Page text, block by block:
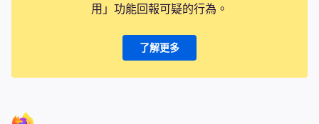
用」功能回報可疑的行為。
了解更多